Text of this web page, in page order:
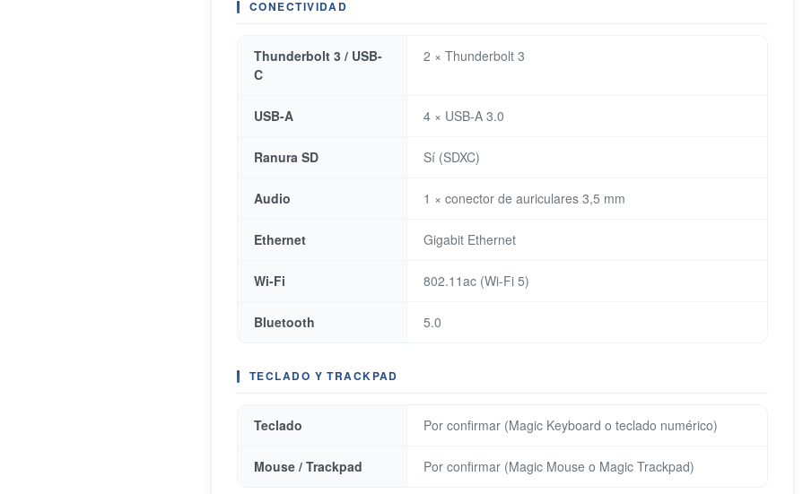
CONECTIVIDAD
Thunderbolt 3 / USB-
C
2 × Thunderbolt 3
USB-A 4 × USB-A 3.0
Ranura SD Sí (SDXC)
Audio 1 × conector de auriculares 3,5 mm
Ethernet Gigabit Ethernet
Wi-Fi 802.11ac (Wi-Fi 5)
Bluetooth 5.0
TECLADO Y TRACKPAD
Teclado Por confirmar (Magic Keyboard o teclado numérico)
Mouse / Trackpad Por confirmar (Magic Mouse o Magic Trackpad)